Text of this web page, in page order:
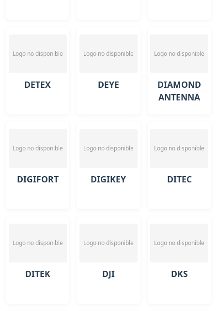
Logo no disponible
DETEX
Logo no disponible
DEYE
Logo no disponible
DIAMOND
ANTENNA
Logo no disponible
DIGIFORT
Logo no disponible
DIGIKEY
Logo no disponible
DITEC
Logo no disponible
DITEK
Logo no disponible
DJI
Logo no disponible
DKS